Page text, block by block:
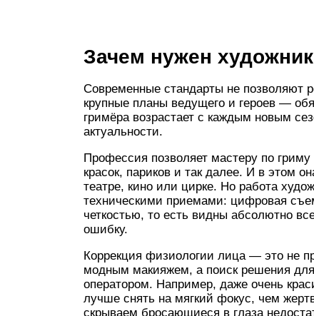
Зачем нужен
Современные стандарты не позволяют
крупные планы ведущего и героев —
гримёра возрастает с каждым новым
актуальности.
Профессия позволяет мастеру по
красок, париков и так далее. И в этом
театре, кино или цирке. Но работа
техническими приемами: цифровая
четкостью, то есть видны абсолютно
ошибку.
Коррекция физиологии лица — это не
модным макияжем, а поиск решения для
оператором. Например, даже очень
лучше снять на мягкий фокус, чем
скрываем бросающиеся в глаза